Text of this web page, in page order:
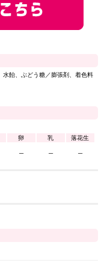
飴󠄀、ぶどう糖／膨張剤、着色料
卵
─
乳
─
落花生
─